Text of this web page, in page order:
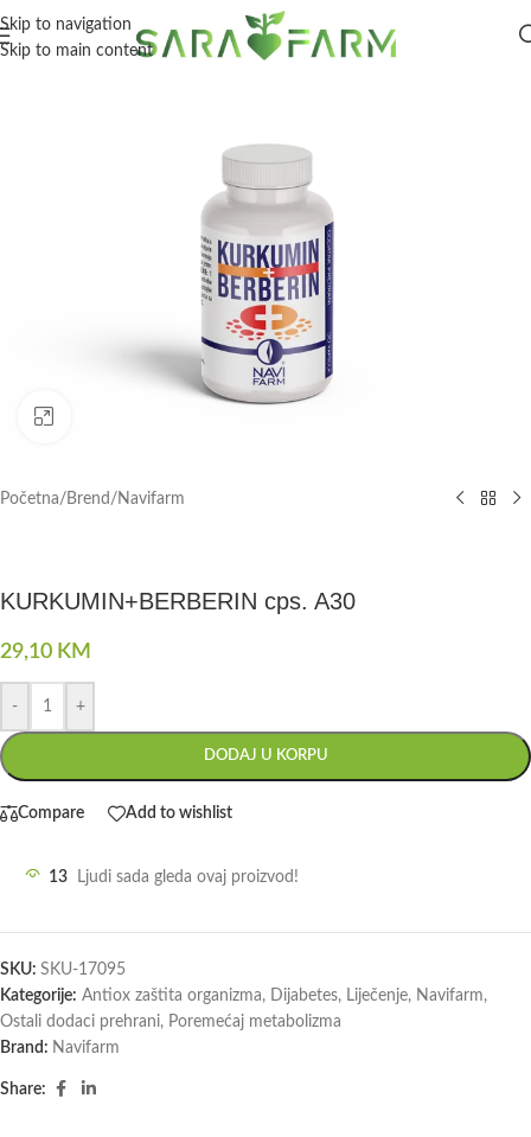
Skip to navigation
Skip to main content
Početna/Brend /Navifarm
KURKUMIN+BERBERIN cps. A30
29,10 KM
- +
DODAJ U KORPU
Compare Add to wishlist
13 Ljudi sada gleda ovaj proizvod!
SKU: SKU-17095
Kategorije: Antiox zaštita organizma, Dijabetes, Liječenje, Navifarm,
Ostali dodaci prehrani, Poremećaj metabolizma
Brand: Navifarm
Share: